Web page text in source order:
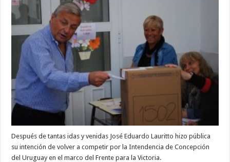
Después de tantas idas y venidas José Eduardo Lauritto hizo pública
su intención de volver a competir por la Intendencia de Concepción
del Uruguay en el marco del Frente para la Victoria.